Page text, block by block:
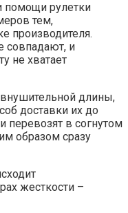
помощи рулетки
тем,
производителя.
совпадают, и
не хватает
длины,
доставки их до
перевозят в согнутом
образом сразу
жесткости –